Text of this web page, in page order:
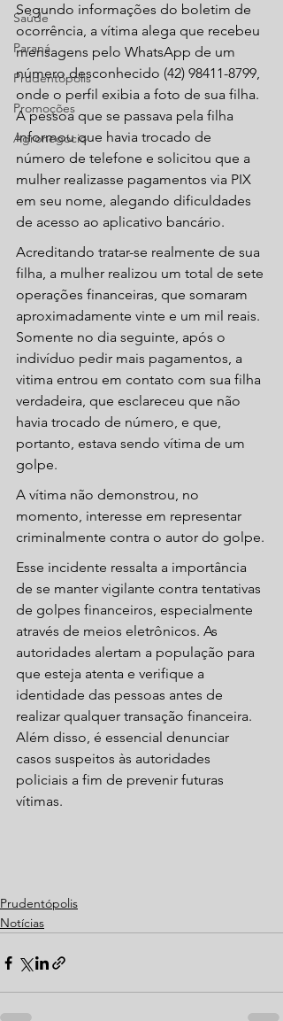
Saúde
Paraná
Prudentópolis
Promoções
Agronegócio
Segundo informações do boletim de
ocorrência, a vítima alega que recebeu
mensagens pelo WhatsApp de um
número desconhecido (42) 98411-8799,
onde o perfil exibia a foto de sua filha.
A pessoa que se passava pela filha
informou que havia trocado de
número de telefone e solicitou que a
mulher realizasse pagamentos via PIX
em seu nome, alegando dificuldades
de acesso ao aplicativo bancário.
Acreditando tratar-se realmente de sua
filha, a mulher realizou um total de sete
operações financeiras, que somaram
aproximadamente vinte e um mil reais.
Somente no dia seguinte, após o
indivíduo pedir mais pagamentos, a
vitima entrou em contato com sua filha
verdadeira, que esclareceu que não
havia trocado de número, e que,
portanto, estava sendo vítima de um
golpe.
A vítima não demonstrou, no
momento, interesse em representar
criminalmente contra o autor do golpe.
Esse incidente ressalta a importância
de se manter vigilante contra tentativas
de golpes financeiros, especialmente
através de meios eletrônicos. As
autoridades alertam a população para
que esteja atenta e verifique a
identidade das pessoas antes de
realizar qualquer transação financeira.
Além disso, é essencial denunciar
casos suspeitos às autoridades
policiais a fim de prevenir futuras
vítimas.
Prudentópolis
Notícias